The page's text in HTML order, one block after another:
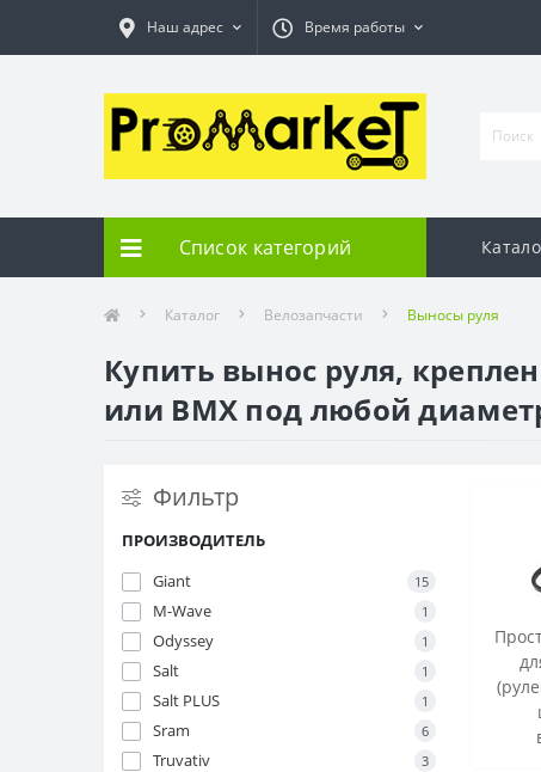
Наш адрес Время работы
Список категорий
Каталог Велозапчасти Выносы руля
Купить вынос руля,
или BMX под любой
Фильтр
ПРОИЗВОДИТЕЛЬ
Giant
15
M-Wave 1
Odyssey 1
Salt 1
Salt PLUS 1
Sram 6
Truvativ 3